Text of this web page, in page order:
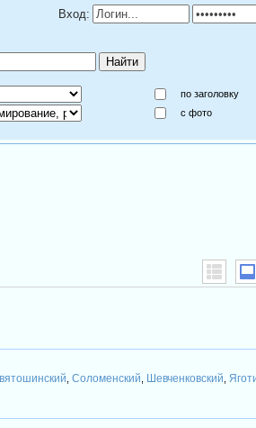
Вход:
по заголовку
c фото
,Соломенский Шевченковский